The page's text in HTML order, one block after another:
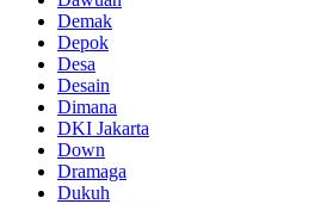
Demak
Depok
Desa
Desain
Dimana
DKI Jakarta
Down
Dramaga
Dukuh